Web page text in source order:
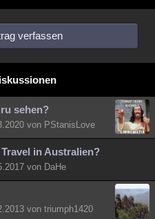
verfassen
sehen?
von PStanisLove
in Australien?
von DaHe
von triumph1420